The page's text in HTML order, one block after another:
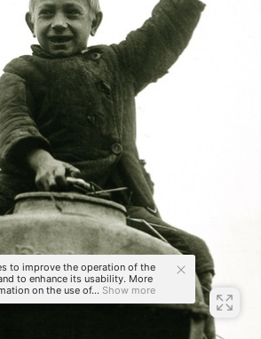
to improve the operation of the
to enhance its usability. More
on the use of... Show more